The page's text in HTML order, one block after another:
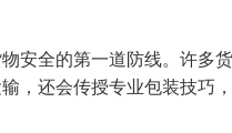
安全的第一道防线。许多
，还会传授专业包装技巧